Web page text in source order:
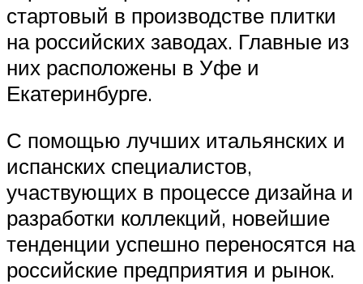
стартовый в производстве плитки
на российских заводах. Главные из
них расположены в Уфе и
Екатеринбурге.
С помощью лучших итальянских и
испанских специалистов,
участвующих в процессе дизайна и
разработки коллекций, новейшие
тенденции успешно переносятся на
российские предприятия и рынок.